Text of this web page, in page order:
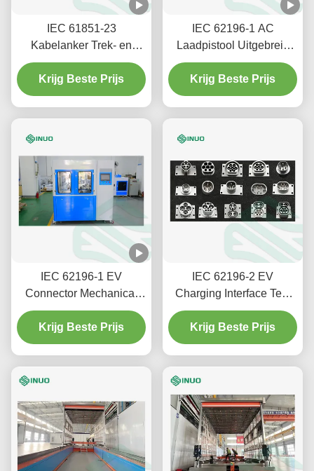
IEC 61851-23
Kabelanker Trek- en
Draaimoment
Testmachine Voor EV
Laadstations
Krijg Beste Prijs
IEC 62196-1 AC
Laadpistool Uitgebreid
Testsysteem
Krijg Beste Prijs
IEC 62196-1 EV
Connector Mechanical
Endurance Test Machine
met servo aandrijving
Krijg Beste Prijs
IEC 62196-2 EV
Charging Interface Test
Gauges 16A/32A/63A
Test Plugs & Inlets
Krijg Beste Prijs